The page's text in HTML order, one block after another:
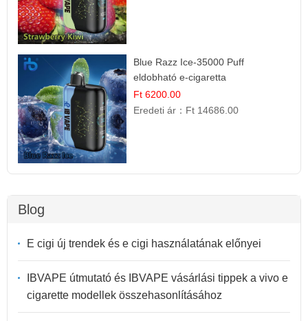
Blue Razz Ice-35000 Puff
eldobható e-cigaretta
Ft 6200.00
Eredeti ár： Ft 14686.00
Blog
E cigi új trendek és e cigi használatának előnyei
IBVAPE útmutató és IBVAPE vásárlási tippek a vivo e
cigarette modellek összehasonlításához